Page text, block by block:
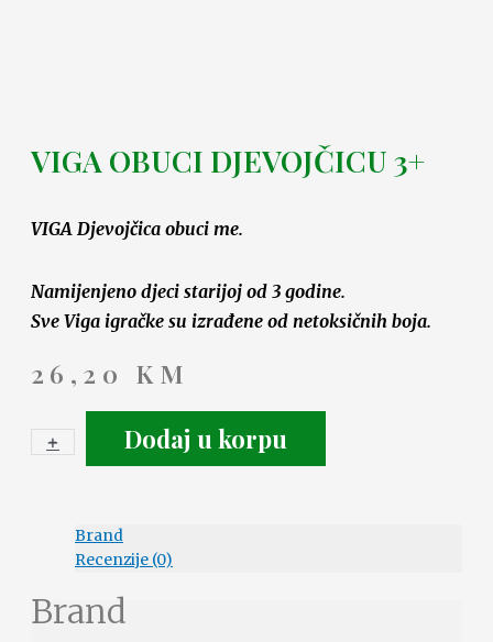
VIGA OBUCI DJEVOJČICU 3+
VIGA Djevojčica obuci me.
Namijenjeno djeci starijoj od 3 godine.
Sve Viga igračke su izrađene od netoksičnih boja.
26,20 KM
-
+ Dodaj u korpu
Brand
Recenzije (0)
Brand